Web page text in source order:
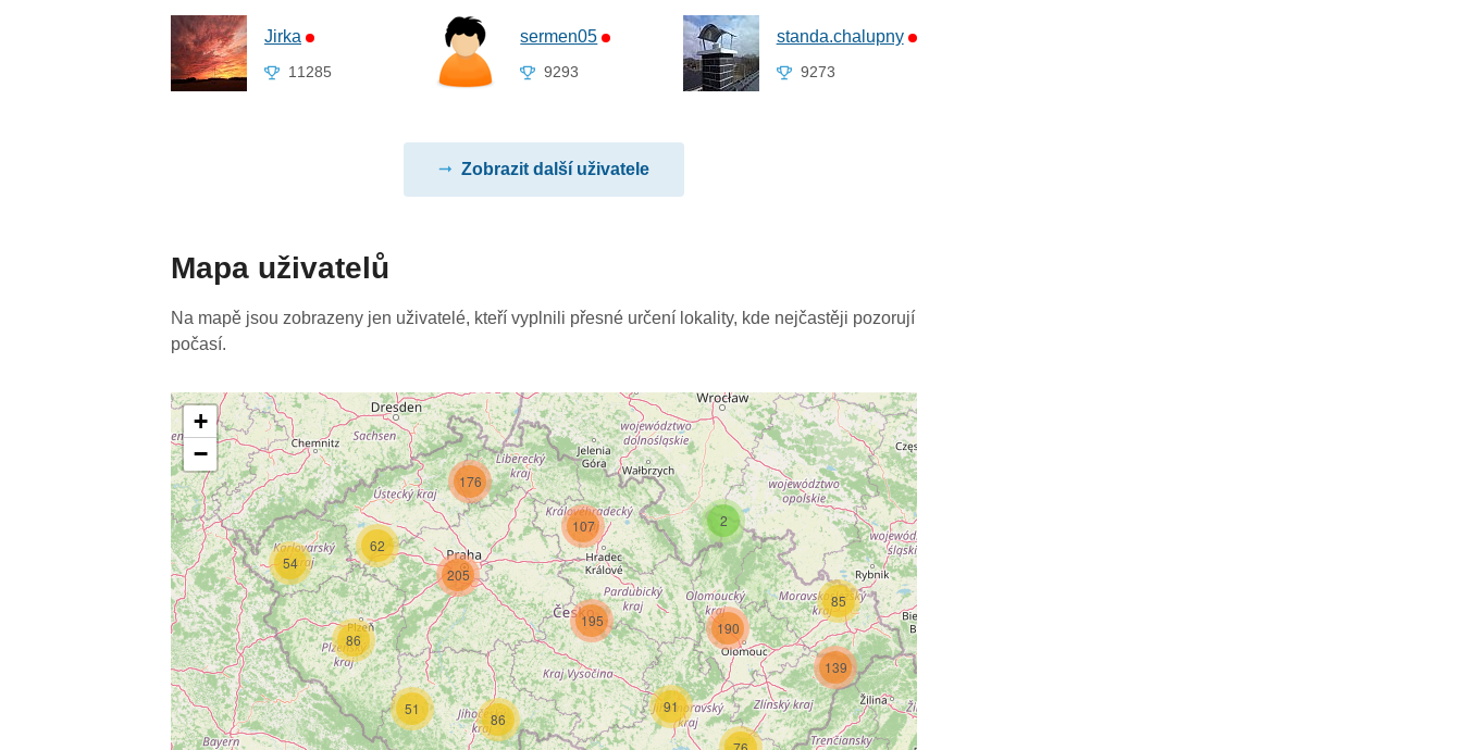
Jirka
11285
sermen05
9293
standa.chalupny
9273
Zobrazit další uživatele
Mapa uživatelů
Na mapě jsou zobrazeny jen uživatelé, kteří vyplnili přesné určení lokality, kde nejčastěji pozorují
počasí.
54
51
86
107
62
86
176
205
2
85
91
190
139
195
+
−